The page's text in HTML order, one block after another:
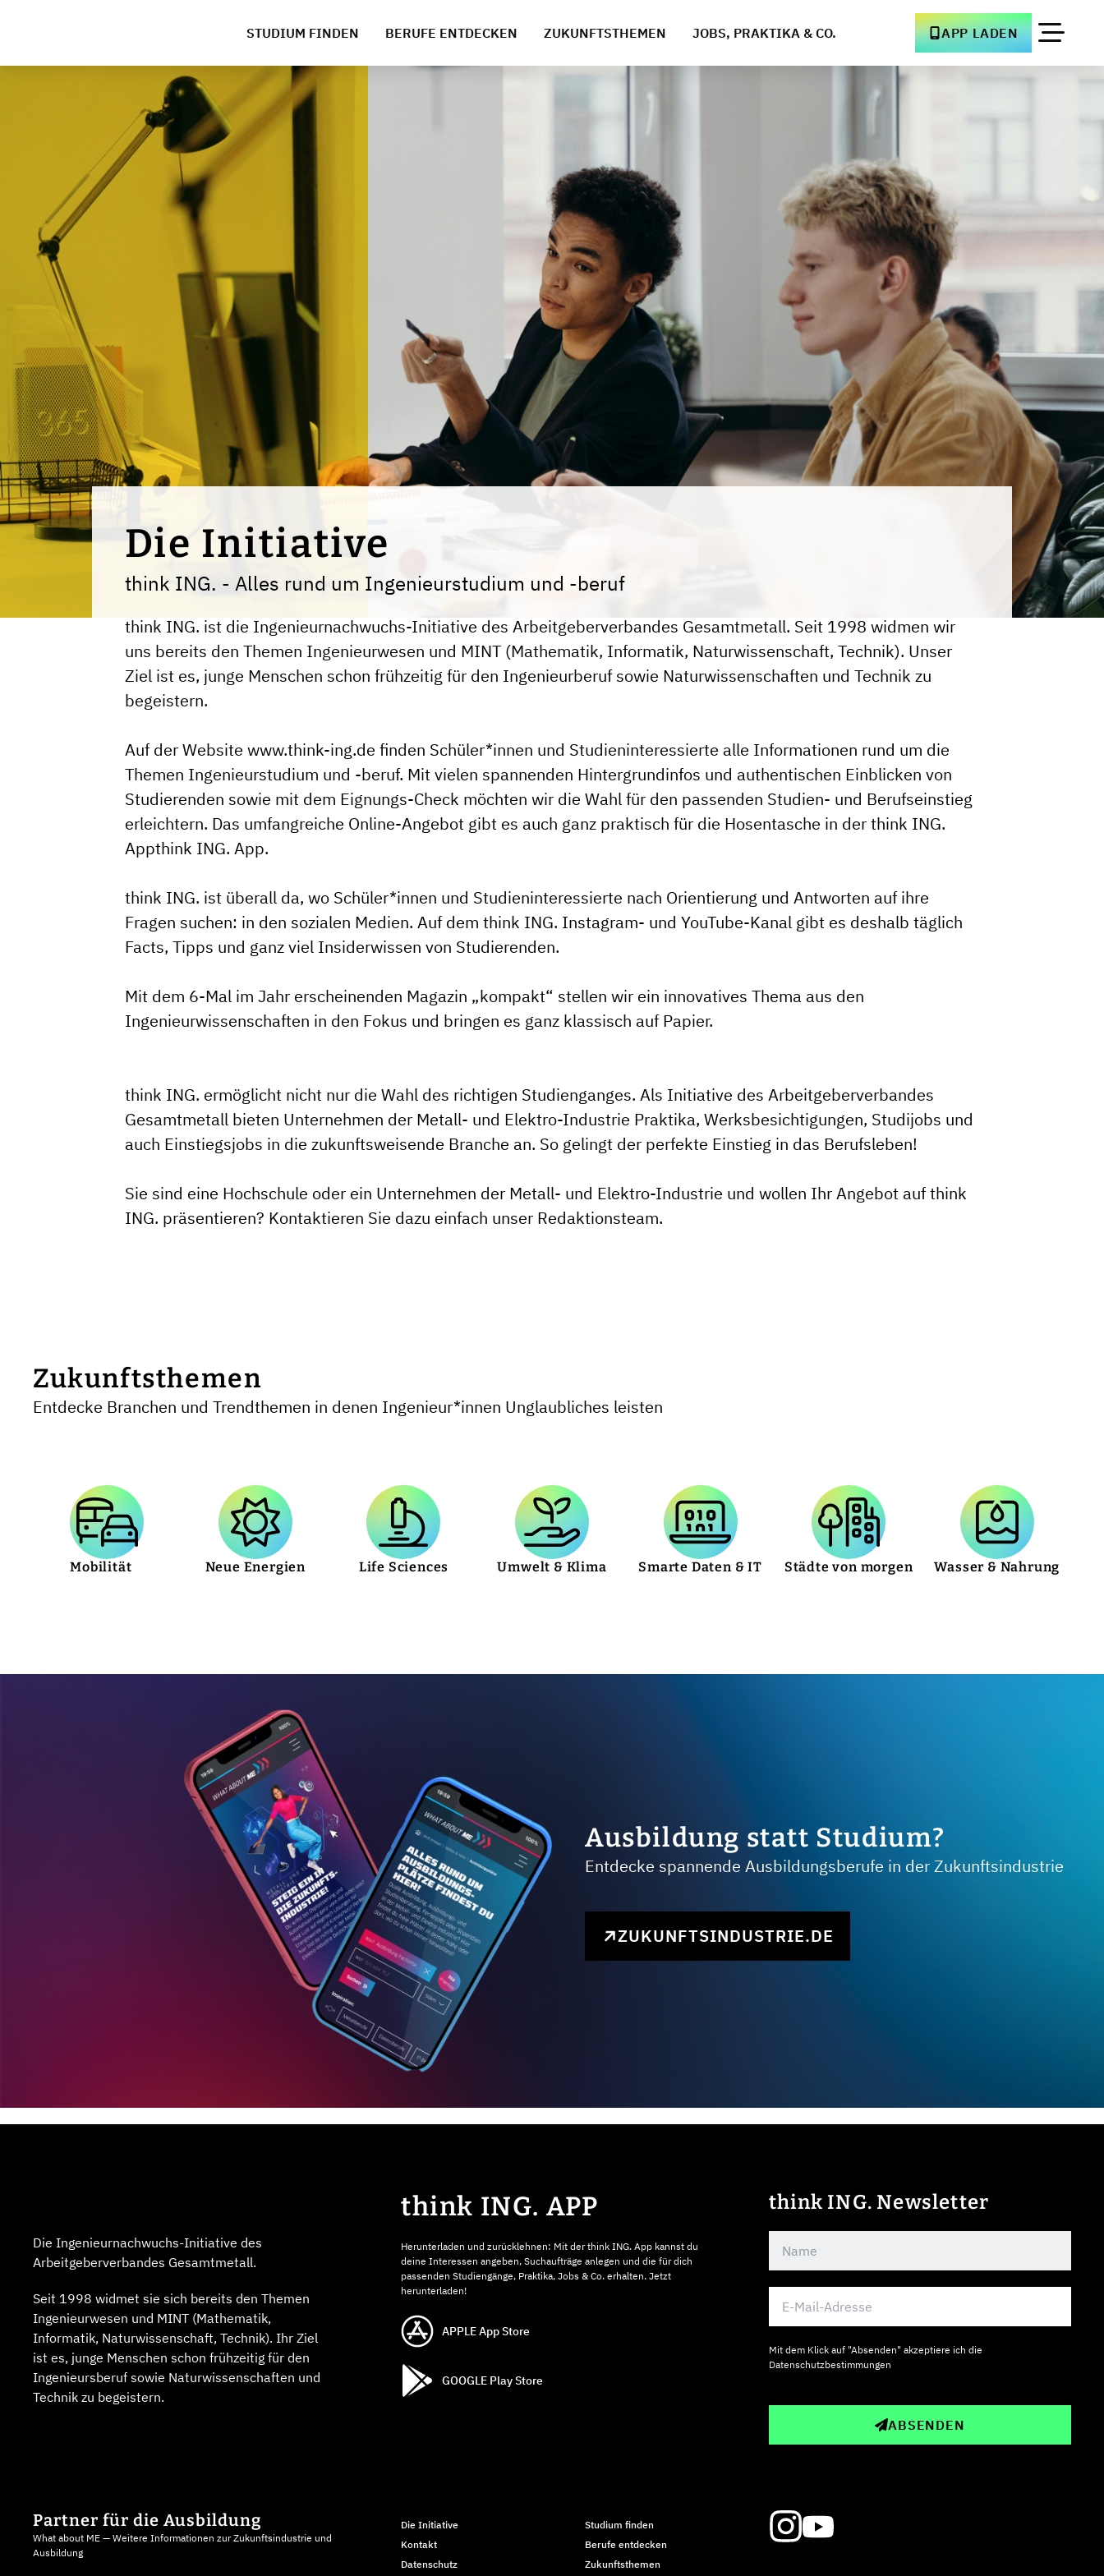
STUDIUM FINDEN BERUFE ENTDECKEN ZUKUNFTSTHEMEN JOBS, PRAKTIKA & CO. APP LADEN
Die Initiative
think ING. - Alles rund um Ingenieurstudium und -beruf
think ING. ist die Ingenieurnachwuchs-Initiative des Arbeitgeberverbandes Gesamtmetall. Seit 1998 widmen wir
uns bereits den Themen Ingenieurwesen und MINT (Mathematik, Informatik, Naturwissenschaft, Technik). Unser
Ziel ist es, junge Menschen schon frühzeitig für den Ingenieurberuf sowie Naturwissenschaften und Technik zu
begeistern.
Auf der Website www.think-ing.de finden Schüler*innen und Studieninteressierte alle Informationen rund um die
Themen Ingenieurstudium und -beruf. Mit vielen spannenden Hintergrundinfos und authentischen Einblicken von
Studierenden sowie mit dem Eignungs-Check möchten wir die Wahl für den passenden Studien- und Berufseinstieg
erleichtern. Das umfangreiche Online-Angebot gibt es auch ganz praktisch für die Hosentasche in derthink ING.
Appthink ING. App.
think ING. ist überall da, wo Schüler*innen und Studieninteressierte nach Orientierung und Antworten auf ihre
Fragen suchen: in den sozialen Medien. Auf dem think ING. Instagram- und YouTube-Kanal gibt es deshalb täglich
Facts, Tipps und ganz viel Insiderwissen von Studierenden.
Mit dem 6-Mal im Jahr erscheinenden Magazin „kompakt“ stellen wir ein innovatives Thema aus den
Ingenieurwissenschaften in den Fokus und bringen es ganz klassisch auf Papier.
think ING. ermöglicht nicht nur die Wahl des richtigen Studienganges. Als Initiative des Arbeitgeberverbandes
Gesamtmetall bieten Unternehmen der Metall- und Elektro-Industrie Praktika, Werksbesichtigungen, Studijobs und
auch Einstiegsjobs in die zukunftsweisende Branche an. So gelingt der perfekte Einstieg in das Berufsleben!
Sie sind eine Hochschule oder ein Unternehmen der Metall- und Elektro-Industrie und wollen Ihr Angebot auf think
ING. präsentieren? Kontaktieren Sie dazu einfach unser Redaktionsteam.
Zukunftsthemen
Entdecke Branchen und Trendthemen in denen Ingenieur*innen Unglaubliches leisten
Mobilität Neue Energien Life Sciences Umwelt & Klima Smarte Daten & IT Städte von morgen Wasser & Nahrung
Ausbildung statt Studium?
Entdecke spannende Ausbildungsberufe in der Zukunftsindustrie
ZUKUNFTSINDUSTRIE.DE
Die Ingenieurnachwuchs-Initiative des
Arbeitgeberverbandes Gesamtmetall.
Seit 1998 widmet sie sich bereits den Themen
Ingenieurwesen und MINT (Mathematik,
Informatik, Naturwissenschaft, Technik). Ihr Ziel
ist es, junge Menschen schon frühzeitig für den
Ingenieursberuf sowie Naturwissenschaften und
Technik zu begeistern.
think ING. APP
Herunterladen und zurücklehnen: Mit der think ING. App kannst du
deine Interessen angeben, Suchaufträge anlegen und die für dich
passenden Studiengänge, Praktika, Jobs & Co. erhalten. Jetzt
herunterladen!
APPLE App Store
GOOGLE Play Store
think ING. Newsletter
Mit dem Klick auf "Absenden" akzeptiere ich die
Datenschutzbestimmungen
ABSENDEN
Partner für die Ausbildung
What about ME — Weitere Informationen zur Zukunftsindustrie und
Ausbildung
Die Initiative
Kontakt
Datenschutz
Studium finden
Berufe entdecken
Zukunftsthemen